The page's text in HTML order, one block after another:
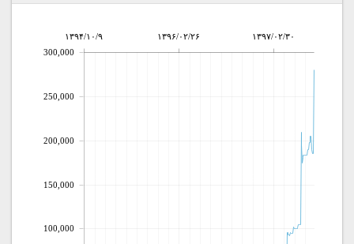
۱۳۹۴/۱۰/۹ ۱۳۹۶/۰۲/۲۶ ۱۳۹۷/۰۲/۳۰
100,000
150,000
200,000
250,000
300,000